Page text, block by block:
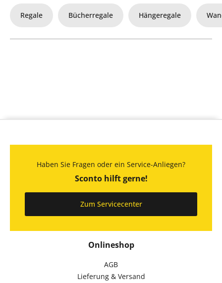
Regale Bücherregale Hängeregale
Onlineshop
AGB
Lieferung & Versand
Haben Sie Fragen oder ein Service-Anliegen?
Sconto hilft gerne!
Zum Servicecenter